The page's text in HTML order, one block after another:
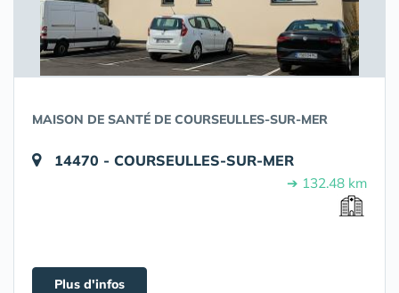
MAISON DE SANTÉ DE COURSEULLES-SUR-MER
14470 - COURSEULLES-SUR-MER
➔ 132.48 km
Plus d'infos